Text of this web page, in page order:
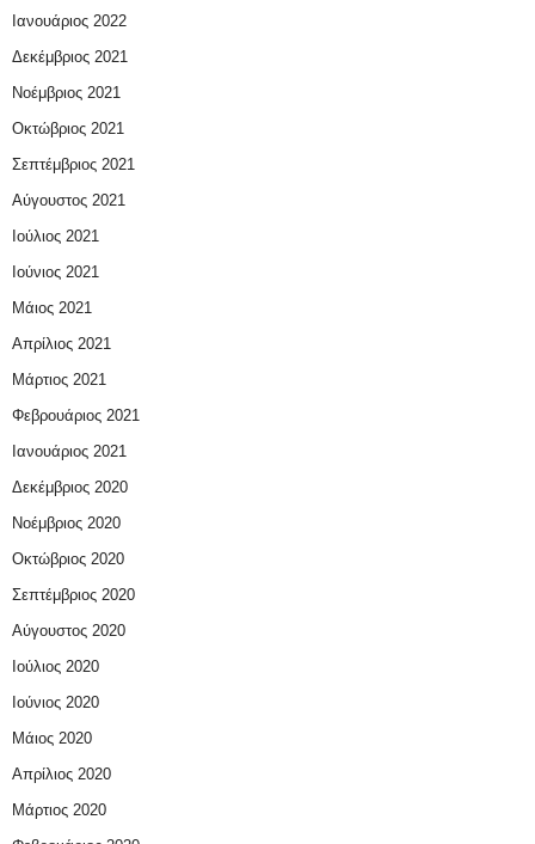
Ιανουάριος 2022
Δεκέμβριος 2021
Νοέμβριος 2021
Οκτώβριος 2021
Σεπτέμβριος 2021
Αύγουστος 2021
Ιούλιος 2021
Ιούνιος 2021
Μάιος 2021
Απρίλιος 2021
Μάρτιος 2021
Φεβρουάριος 2021
Ιανουάριος 2021
Δεκέμβριος 2020
Νοέμβριος 2020
Οκτώβριος 2020
Σεπτέμβριος 2020
Αύγουστος 2020
Ιούλιος 2020
Ιούνιος 2020
Μάιος 2020
Απρίλιος 2020
Μάρτιος 2020